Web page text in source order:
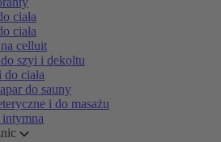
ciała
ciała
celluit
szyi i dekoltu
ciała
do sauny
i do masażu